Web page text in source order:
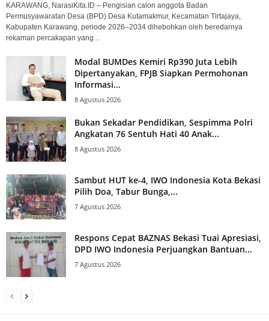
KARAWANG, NarasiKita.ID – Pengisian calon anggota Badan
Permusyawaratan Desa (BPD) Desa Kutamakmur, Kecamatan Tirtajaya,
Kabupaten Karawang, periode 2026–2034 dihebohkan oleh beredarnya
rekaman percakapan yang...
Modal BUMDes Kemiri Rp390 Juta Lebih
Dipertanyakan, FPJB Siapkan Permohonan
Informasi...
8 Agustus 2026
Bukan Sekadar Pendidikan, Sespimma Polri
Angkatan 76 Sentuh Hati 40 Anak...
8 Agustus 2026
Sambut HUT ke-4, IWO Indonesia Kota Bekasi
Pilih Doa, Tabur Bunga,...
7 Agustus 2026
Respons Cepat BAZNAS Bekasi Tuai Apresiasi,
DPD IWO Indonesia Perjuangkan Bantuan...
7 Agustus 2026